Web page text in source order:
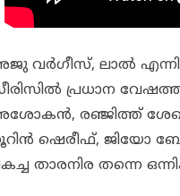
വര്‍ഗീസ്, ലാല്‍
പ്രധാന
രഞ്ജിത്ത്
ഷെരീഫ്, ജിയോ
താരനിര തന്നെ